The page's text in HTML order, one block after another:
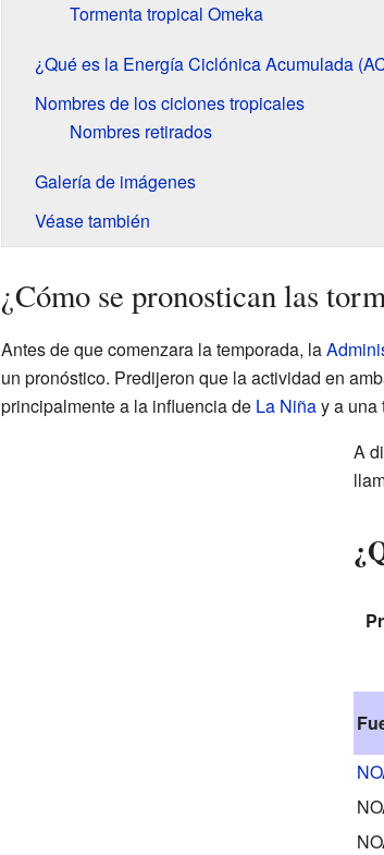
Tormenta tropical Omeka
¿Qué es la Energía Ciclónica Acumulada
Nombres de los ciclones tropicales
Nombres retirados
Galería de imágenes
Véase también
¿Cómo se pronostican las
Antes de que comenzara la temporada, la
un pronóstico. Predijeron que la actividad en
principalmente a la influencia de La Niñay a una
A